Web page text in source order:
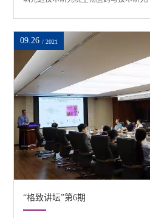
军研究员担任主讲嘉宾，药学院院长陈
主要从事肿瘤免疫治疗产品（包括TIL/
化和产业化研究。王明军研究员作报...
09.26 / 2021
“格致讲坛”第6期